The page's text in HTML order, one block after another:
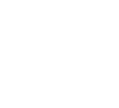
může v